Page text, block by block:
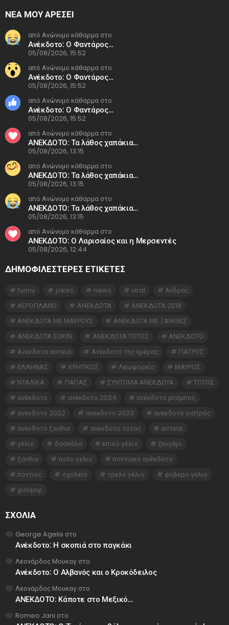
ΝΕΑ ΜΟΥ ΑΡΕΣΕΙ
από Ανώνυμο κάθαρμα στο
Ανέκδοτο: Ο Φαντάρος…
05/08/2026, 15:52
από Ανώνυμο κάθαρμα στο
Ανέκδοτο: Ο Φαντάρος…
05/08/2026, 15:52
από Ανώνυμο κάθαρμα στο
Ανέκδοτο: Ο Φαντάρος…
05/08/2026, 15:52
από Ανώνυμο κάθαρμα στο
ΑΝΕΚΔΟΤΟ: Τα λάθος χαπάκια…
05/08/2026, 13:15
από Ανώνυμο κάθαρμα στο
ΑΝΕΚΔΟΤΟ: Τα λάθος χαπάκια…
05/08/2026, 13:15
από Ανώνυμο κάθαρμα στο
ΑΝΕΚΔΟΤΟ: Τα λάθος χαπάκια…
05/08/2026, 13:15
από Ανώνυμο κάθαρμα στο
ΑΝΕΚΔΟΤΟ: Ο Λαρισαίος και η Μερσεντές
05/08/2026, 12:44
ΔΗΜΟΦΙΛΕΣΤΕΡΕΣ ΕΤΙΚΈΤΕΣ
funny jokes news viral
Άνδρας
ΑΕΡΟΠΛΑΝΟ
ΑΝΕΚΔΟΤΑ
ΑΝΕΚΔΟΤΑ 2018
ΑΝΕΚΔΟΤΑ ΜΕ ΜΑΥΡΟΥΣ
ΑΝΕΚΔΟΤΑ ΜΕ ΞΑΝΘΙΕΣ
ΑΝΕΚΔΟΤΑ ΣΟΚΙΝ
ΑΝΕΚΔΟΤΑ ΤΟΤΟΣ
ΑΝΕΚΔΟΤΟ
Ανέκδοτα αστεία
Ανέκδοτο της ημέρας
ΓΙΑΤΡΟΣ
ΕΛΛΗΝΑΣ
ΚΡΗΤΙΚΟΣ Λεωφορείο
ΜΑΥΡΟΣ
ΝΤΑΛΙΚΑ
ΠΑΠΑΣ ΣΥΝΤΟΜΑ ΑΝΕΚΔΟΤΑ
ΤΟΤΟΣ
ανέκδοτο
ανέκδοτο 2024
ανέκδοτο μπόμπος
ανεκδοτο 2022
ανεκδοτο 2023
ανεκδοτο γιατρός
ανεκδοτο ξανθια
ανεκδοτο τοτος
αστεία
γέλιο
δασκάλα επικό γέλιο
ζευγάρι
ξανθια
πολυ γελιο
ποντιακό ανέκδοτο
πόντιος
σχολείο τρελό γέλιο
φοβερο γελιο
χιούμορ
ΣΧΌΛΙΑ
George Agelis στο
Ανέκδοτο: Η σκοπιά στο παγκάκι
Λεονάρδος Μουκαγ στο
Ανέκδοτο: Ο Αλβανός και ο Κροκόδειλος
Λεονάρδος Μουκαγ στο
ΑΝΕΚΔΟΤΟ: Κάποτε στο Μεξικό…
Romeo Jani στο